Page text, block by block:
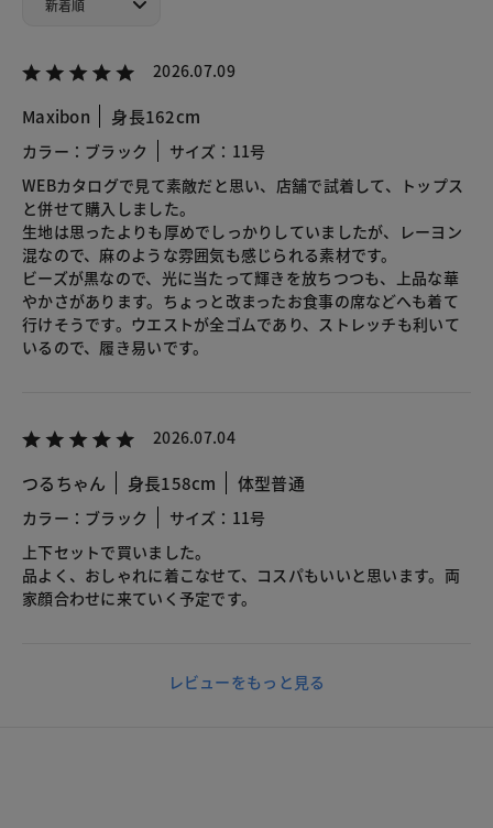
2026.07.09
Maxibon 身長162cm
カラー：ブラック
サイズ：11号
WEBカタログで見て素敵だと思い、店舗で試着して、トップス
と併せて購入しました。
生地は思ったよりも厚めでしっかりしていましたが、レーヨン
混なので、麻のような雰囲気も感じられる素材です。
ビーズが黒なので、光に当たって輝きを放ちつつも、上品な華
やかさがあります。ちょっと改まったお食事の席などへも着て
行けそうです。ウエストが全ゴムであり、ストレッチも利いて
いるので、履き易いです。
2026.07.04
つるちゃん 身長158cm 体型普通
カラー：ブラック
サイズ：11号
上下セットで買いました。
品よく、おしゃれに着こなせて、コスパもいいと思います。両
家顔合わせに来ていく予定です。
レビューをもっと見る